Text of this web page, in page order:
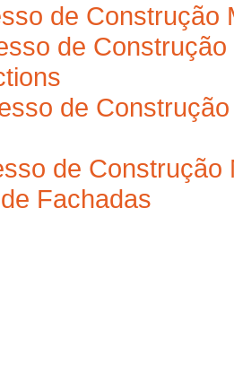
de Construção
de
de
de
Fachadas